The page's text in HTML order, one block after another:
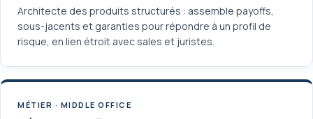
Architecte des produits structurés : assemble payoffs,
sous-jacents et garanties pour répondre à un profil de
risque, en lien étroit avec sales et juristes.
MÉTIER · MIDDLE OFFICE